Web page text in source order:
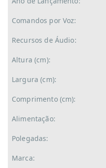
Comandos por Voz:
Recursos de Áudio:
Altura (cm):
Largura (cm):
Comprimento (cm):
Alimentação:
Polegadas:
Marca: